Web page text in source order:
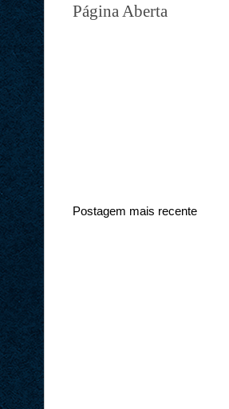
Página Aberta
Postagem mais recente